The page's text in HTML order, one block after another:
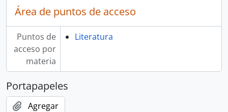
Área de puntos de acceso
Puntos de
acceso por
materia
Literatura
Portapapeles
Agregar